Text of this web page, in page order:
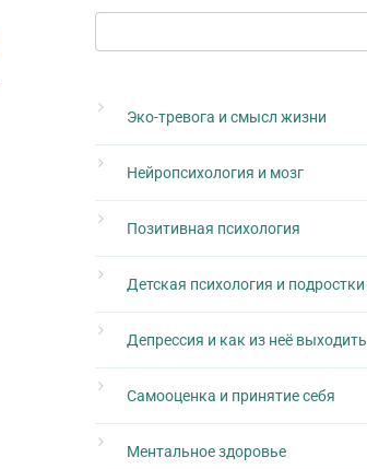
Эко-тревога и смысл жизни
Нейропсихология и мозг
Позитивная психология
Детская психология и подростки
Депрессия и как из неё выходить
Самооценка и принятие себя
Ментальное здоровье